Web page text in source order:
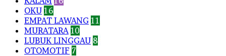
OKU 16
EMPAT LAWANG 11
MURATARA 10
LUBUK LINGGAU 8
OTOMOTIF 7